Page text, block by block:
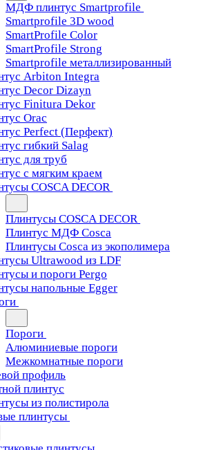
МДФ плинтус Smartprofile
Smartprofile 3D wood
SmartProfile Color
SmartProfile Strong
Smartprofile металлизированный
Arbiton Integra
Decor Dizayn
Finitura Dekor
Orac
Perfect (Перфект)
гибкий Salag
для труб
с мягким краем
COSCA DECOR
Плинтусы COSCA DECOR
Плинтус МДФ Cosca
Плинтусы Cosca из экополимера
Ultrawood из LDF
и пороги Pergo
напольные Egger
Пороги
Алюминиевые пороги
Межкомнатные пороги
профиль
плинтус
из полистирола
плинтусы